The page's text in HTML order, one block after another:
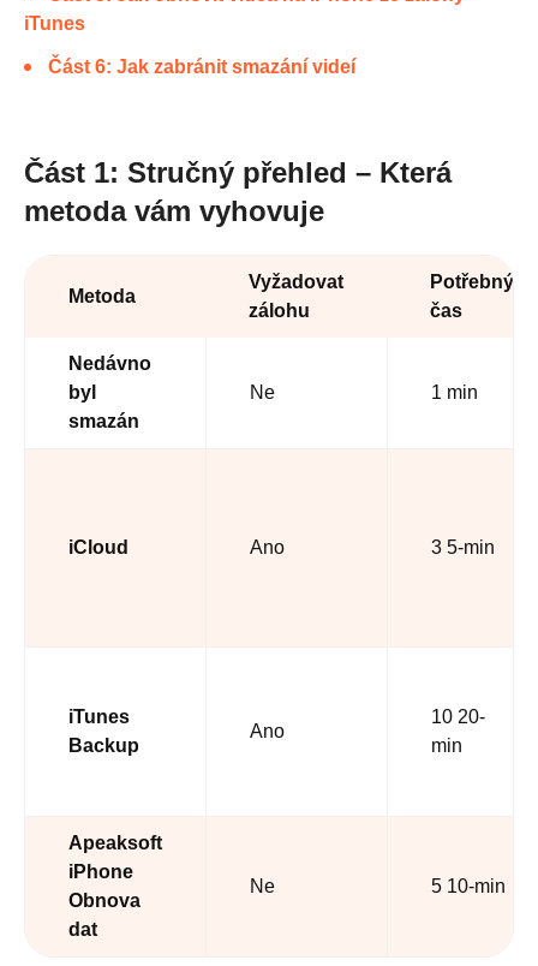
iTunes
Část 6: Jak zabránit smazání videí
Část 1: Stručný přehled – Která
metoda vám vyhovuje
Metoda
Vyžadovat
zálohu
Potřebný
čas
Nedávno
byl
smazán
Ne 1 min
iCloud Ano 3 5-min
iTunes
Backup
Ano
10 20-
min
Apeaksoft
iPhone
Obnova
dat
Ne 5 10-min